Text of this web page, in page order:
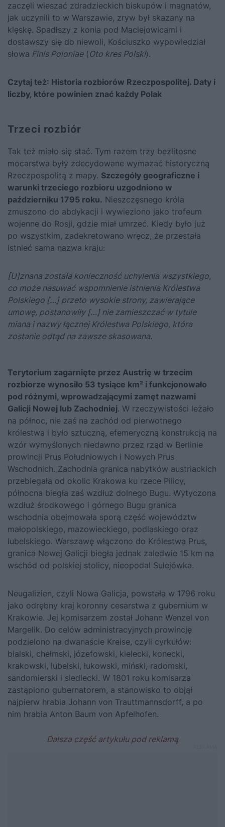
zaczęli wieszać zdradzieckich biskupów i magnatów,
jak uczynili to w Warszawie, zryw był skazany na
klęskę. Spadłszy z konia pod Maciejowicami i
dostawszy się do niewoli, Kościuszko wypowiedział
słowa Finis Poloniae(Oto kres Polski).
Czytaj też: Historia rozbiorów Rzeczpospolitej. Daty i
liczby, które powinien znać każdy Polak
Trzeci rozbiór
Tak też miało się stać. Tym razem trzy bezlitosne
mocarstwa były zdecydowane wymazać historyczną
Rzeczpospolitą z mapy. Szczegóły geograficzne i
warunki trzeciego rozbioru uzgodniono w
październiku 1795 roku. Nieszczęsnego króla
zmuszono do abdykacji i wywieziono jako trofeum
wojenne do Rosji, gdzie miał umrzeć. Kiedy było już
po wszystkim, zadekretowano wręcz, że przestała
istnieć sama nazwa kraju:
[U]znana została konieczność uchylenia wszystkiego,
co może nasuwać wspomnienie istnienia Królestwa
Polskiego […] przeto wysokie strony, zawierające
umowę, postanowiły […] nie zamieszczać w tytule
miana i nazwy łącznej Królestwa Polskiego, która
zostanie odtąd na zawsze skasowana.
Terytorium zagarnięte przez Austrię w trzecim
rozbiorze wynosiło 53 tysiące km² i funkcjonowało
pod różnymi, wprowadzającymi zamęt nazwami
Galicji Nowej lub Zachodniej. W rzeczywistości leżało
na północ, nie zaś na zachód od pierwotnego
królestwa i było sztuczną, efemeryczną konstrukcją na
wzór wymyślonych niedawno przez rząd w Berlinie
prowincji Prus Południowych i Nowych Prus
Wschodnich. Zachodnia granica nabytków austriackich
przebiegała od okolic Krakowa ku rzece Pilicy,
północna biegła zaś wzdłuż dolnego Bugu. Wytyczona
wzdłuż środkowego i górnego Bugu granica
wschodnia obejmowała sporą część województw
małopolskiego, mazowieckiego, podlaskiego oraz
lubelskiego. Warszawę włączono do Królestwa Prus,
granica Nowej Galicji biegła jednak zaledwie 15 km na
wschód od polskiej stolicy, nieopodal Sulejówka.
Neugalizien, czyli Nowa Galicja, powstała w 1796 roku
jako odrębny kraj koronny cesarstwa z gubernium w
Krakowie. Jej komisarzem został Johann Wenzel von
Margelik. Do celów administracyjnych prowincję
podzielono na dwanaście Kreise, czyli cyrkułów:
bialski, chełmski, józefowski, kielecki, konecki,
krakowski, lubelski, łukowski, miński, radomski,
sandomierski i siedlecki. W 1801 roku komisarza
zastąpiono gubernatorem, a stanowisko to objął
najpierw hrabia Johann von Trauttmannsdorff, a po
nim hrabia Anton Baum von Apfelhofen.